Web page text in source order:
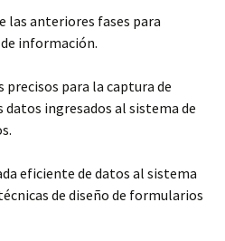
las anteriores fases para
información.
para la captura de
datos ingresados al sistema de
eficiente de datos al sistema
de diseño de formularios